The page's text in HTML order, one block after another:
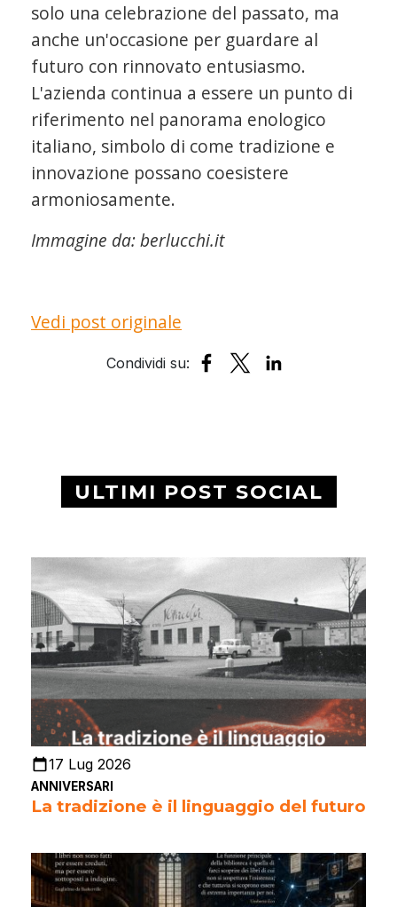
solo una celebrazione del passato, ma
anche un'occasione per guardare al
futuro con rinnovato entusiasmo.
L'azienda continua a essere un punto di
riferimento nel panorama enologico
italiano, simbolo di come tradizione e
innovazione possano coesistere
armoniosamente.
Immagine da:berlucchi.it
Vedi post originale
ULTIMI POST SOCIAL
17 Lug 2026
ANNIVERSARI
La tradizione è il linguaggio del futuro